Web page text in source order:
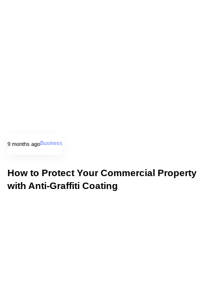
9 months agoBusiness
How to Protect Your Commercial Property
with Anti-Graffiti Coating